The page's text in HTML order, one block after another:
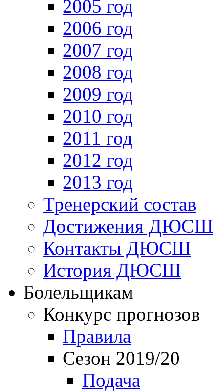
2005 год
2006 год
2007 год
2008 год
2009 год
2010 год
2011 год
2012 год
2013 год
Тренерский состав
Достижения ДЮСШ
Контакты ДЮСШ
История ДЮСШ
Болельщикам
Конкурс прогнозов
Правила
Сезон 2019/20
Подача